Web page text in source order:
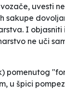
uvesti
sakupe
I objasniti
ne uči
pomenutog
u špici